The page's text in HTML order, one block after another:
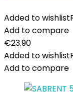
Added to wishlist
Add to compare
€23.90
Added to wishlist
Add to compare